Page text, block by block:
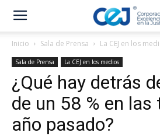
Inicio Sala de Prensa La CEJ en los
Sala de Prensa La CEJ en los medios
¿Qué hay detrás
de un 58 % en las
año pasado?